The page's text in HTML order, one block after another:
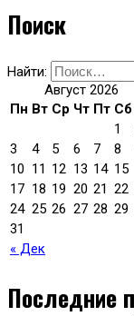
Поиск
Найти:
Август 2026
Пн Вт Ср Чт Пт Сб
« Дек
1
3
4 5 6 7 8
10 11 12 13 14 15
17 18 19 20 21 22
24 25 26 27 28 29
31
Последние